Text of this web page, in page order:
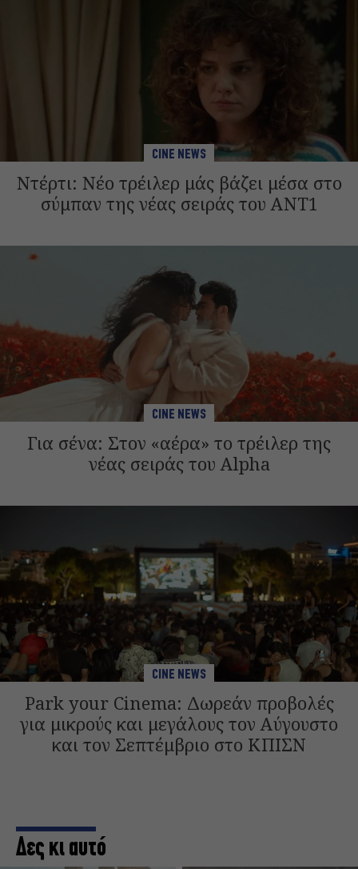
CINE NEWS
Ντέρτι: Νέο τρέιλερ μάς βάζει μέσα στο
σύμπαν της νέας σειράς του ANT1
CINE NEWS
Για σένα: Στον «αέρα» το τρέιλερ της
νέας σειράς του Alpha
CINE NEWS
Park your Cinema: Δωρεάν προβολές
για μικρούς και μεγάλους τον Αύγουστο
και τον Σεπτέμβριο στο ΚΠΙΣΝ
Δες κι αυτό